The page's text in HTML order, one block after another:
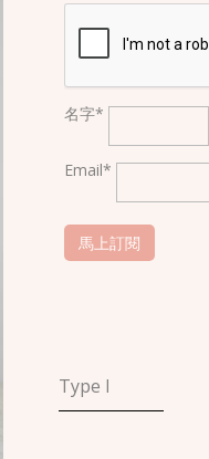
名字*
Email*